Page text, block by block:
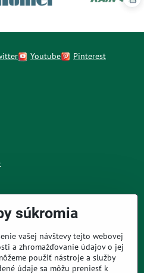
Youtube Pinterest
súkromia
vašej návštevy tejto webovej
a zhromažďovanie údajov o jej
použiť nástroje a služby
údaje sa môžu preniesť k